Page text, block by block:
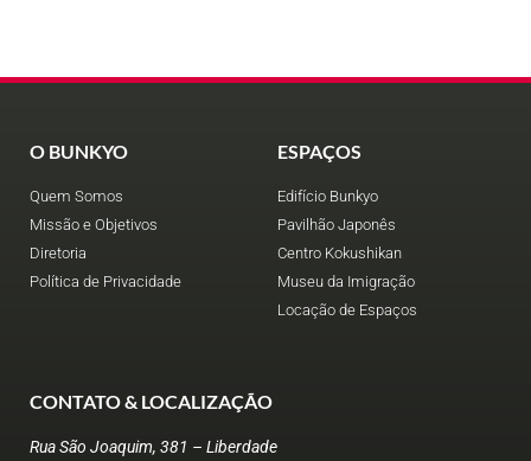
O BUNKYO
Quem Somos
Missão e Objetivos
Diretoria
Política de Privacidade
ESPAÇOS
Edifício Bunkyo
Pavilhão Japonês
Centro Kokushikan
Museu da Imigração
Locação de Espaços
CONTATO & LOCALIZAÇÃO
Rua São Joaquim, 381 – Liberdade